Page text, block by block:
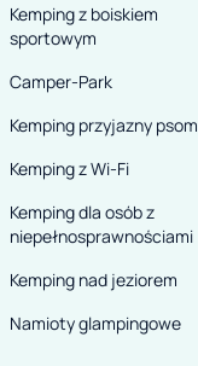
Kemping z boiskiem
sportowym
Camper-Park
Kemping przyjazny psom
Kemping z Wi-Fi
Kemping dla osób z
niepełnosprawnościami
Kemping nad jeziorem
Namioty glampingowe